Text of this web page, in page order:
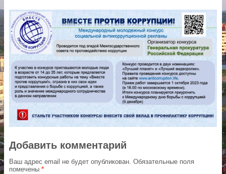
Добавить комментарий
Ваш адрес email не будет опубликован. Обязательные поля
помечены *